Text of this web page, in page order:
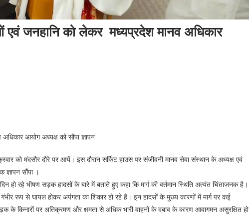
एवं जनहानि को लेकर मध्यप्रदेश मानव अधिकार
आयोग अध्यक्ष को सौंपा ज्ञापन
को मंदसौर दौरे पर आयें। इस दौरान सर्किट हाउस पर संजीवनी मानव सेवा संस्थान के अध्यक्ष एवं
सौंपा ।
हो रहे भीषण सड़क हादसों के बारे में बताते हुए कहा कि मार्ग की वर्तमान स्थिति अत्यंत चिंताजनक है।
रूप से घायल होकर अपंगता का शिकार हो रहे हैं। इन हादसों के मुख्य कारणों में मार्ग पर कई
किनारों पर अतिक्रमण और क्षमता से अधिक भारी वाहनों के दबाव के कारण आवागमन असुरक्षित हो